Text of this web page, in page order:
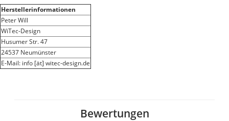
Herstellerinformationen
Peter Will
WiTec-Design
Husumer Str. 47
24537 Neumünster
E-Mail: info [ät] witec-design.de
Bewertungen